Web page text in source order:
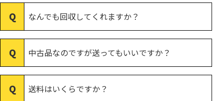
なんでも回収してくれますか？
中古品なのですが送ってもいいですか？
送料はいくらですか？